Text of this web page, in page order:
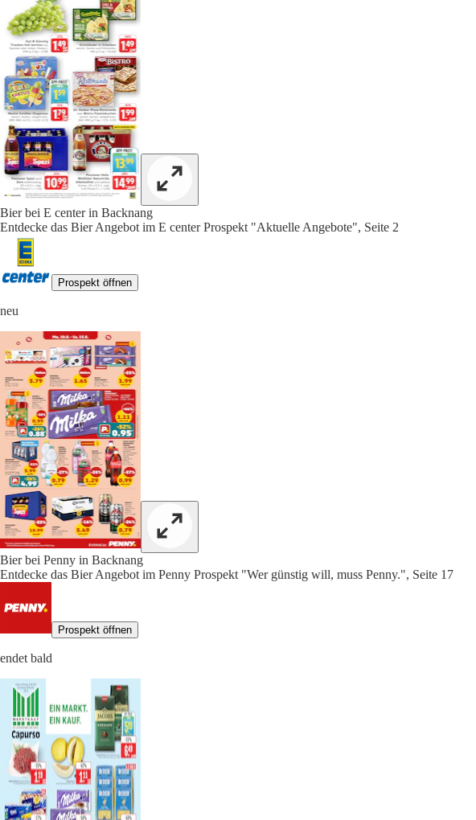
Bier bei E center in Backnang
Entdecke das Bier Angebot im E center Prospekt "Aktuelle Angebote", Seite 2
Prospekt öffnen
neu
Bier bei Penny in Backnang
Entdecke das Bier Angebot im Penny Prospekt "Wer günstig will, muss Penny.", Seite 17
Prospekt öffnen
endet bald